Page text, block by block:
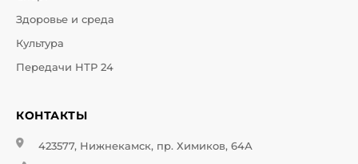
Здоровье и среда
Культура
Передачи НТР 24
КОНТАКТЫ
423577, Нижнекамск, пр. Химиков, 64А